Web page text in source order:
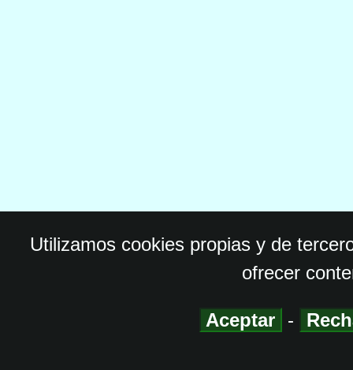
Utilizamos cookies propias y de
ofrecer
Aceptar -